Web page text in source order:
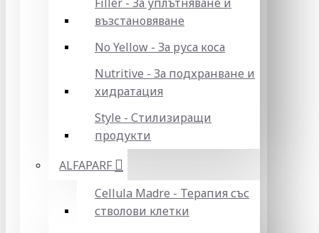
възстановяване
No Yellow - За руса коса
Nutritive - За подхранване и
хидратация
Style - Стилизиращи
продукти
ALFAPARF
Cellula Madre - Терапия със
стволови клетки